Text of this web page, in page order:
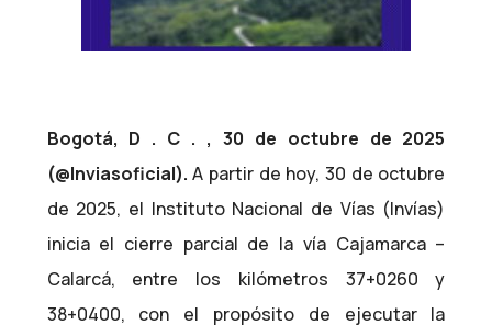
Bogotá, D . C . , 30 de octubre de 2025
(@Inviasoficial).A partir de hoy, 30 de octubre
de 2025, el Instituto Nacional de Vías (Invías)
inicia el cierre parcial de la vía Cajamarca –
Calarcá, entre los kilómetros 37+0260 y
38+0400, con el propósito de ejecutar la